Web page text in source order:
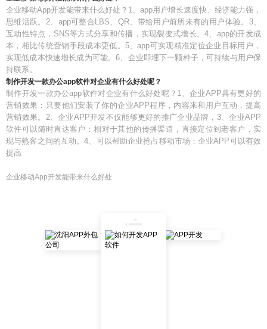
企业移动App开发能带来什么好处？1、app用户增长速度快、经济能力强，
思维活跃。2、app可整合LBS、QR、带给用户前所未有的用户体验。3、
互动性特点，SNS等方式分享和传播，实现裂变式增长。4、app的开发成
本，相比传统营销手段成本更低。5、app可实现精准定位企业目标用户，
实现低成本快速增长成为可能。6、企业即埋下一颗种子，可持续与用户保
持联系。
制作开发一款办公app软件对企业有什么好处呢？
制作开发一款办公app软件对企业有什么好处呢？1、企业APP具有更好的
营销效果：只要他们安装了你的企业APP程序，内容来和用户互动，提高
营销效果。2、企业APP开发不仅能够更好的推广企业品牌，3、企业APP
软件可以随时直达客户：相对于其他的传播渠道，直接定位到老客户，实
现与熟客之间的互动。4、可以帮助企业抢占移动市场：企业APP可以有效
提高
企业移动App开发能带来什么好处